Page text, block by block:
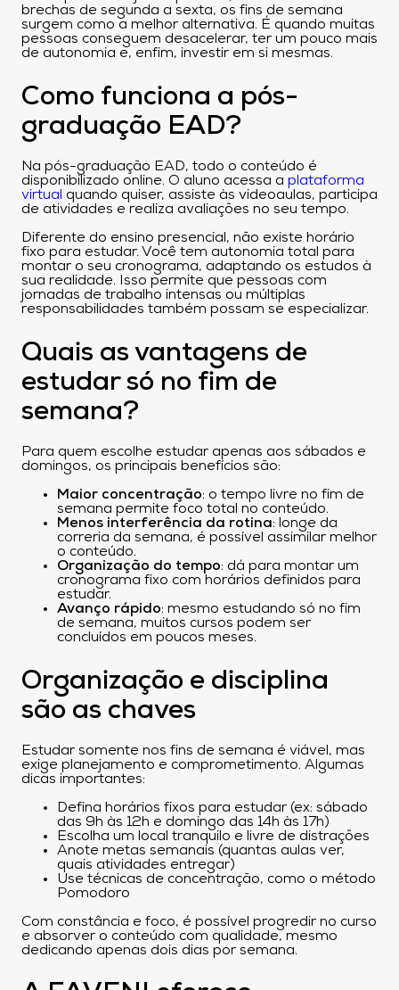
brechas de segunda a sexta, os fins de semana
surgem como a melhor alternativa. É quando muitas
pessoas conseguem desacelerar, ter um pouco mais
de autonomia e, enfim, investir em si mesmas.
Como funciona a pós-
graduação EAD?
Na pós-graduação EAD, todo o conteúdo é
disponibilizado online. O aluno acessa a plataforma
virtual quando quiser, assiste às videoaulas, participa
de atividades e realiza avaliações no seu tempo.
Diferente do ensino presencial, não existe horário
fixo para estudar. Você tem autonomia total para
montar o seu cronograma, adaptando os estudos à
sua realidade. Isso permite que pessoas com
jornadas de trabalho intensas ou múltiplas
responsabilidades também possam se especializar.
Quais as vantagens de
estudar só no fim de
semana?
Para quem escolhe estudar apenas aos sábados e
domingos, os principais benefícios são:
Maior concentração: o tempo livre no fim de
semana permite foco total no conteúdo.
Menos interferência da rotina: longe da
correria da semana, é possível assimilar melhor
o conteúdo.
Organização do tempo: dá para montar um
cronograma fixo com horários definidos para
estudar.
Avanço rápido: mesmo estudando só no fim
de semana, muitos cursos podem ser
concluídos em poucos meses.
Organização e disciplina
são as chaves
Estudar somente nos fins de semana é viável, mas
exige planejamento e comprometimento. Algumas
dicas importantes:
Defina horários fixos para estudar (ex: sábado
das 9h às 12h e domingo das 14h às 17h)
Escolha um local tranquilo e livre de distrações
Anote metas semanais (quantas aulas ver,
quais atividades entregar)
Use técnicas de concentração, como o método
Pomodoro
Com constância e foco, é possível progredir no curso
e absorver o conteúdo com qualidade, mesmo
dedicando apenas dois dias por semana.